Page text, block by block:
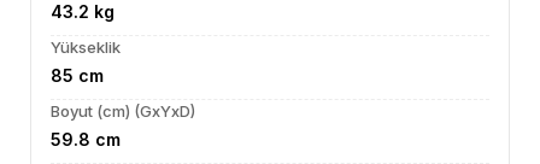
43.2 kg
Yükseklik
85 cm
Boyut (cm) (GxYxD)
59.8 cm